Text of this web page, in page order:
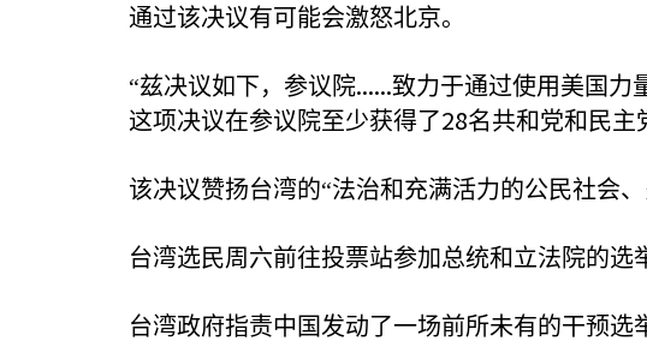
通过该决议有可能会激怒北京。
“兹决议如下，参议院......致力于通过使用美国力
这项决议在参议院至少获得了28名共和党和民主
该决议赞扬台湾的“法治和充满活力的公民社会
台湾选民周六前往投票站参加总统和立法院的选
台湾政府指责中国发动了一场前所未有的干预